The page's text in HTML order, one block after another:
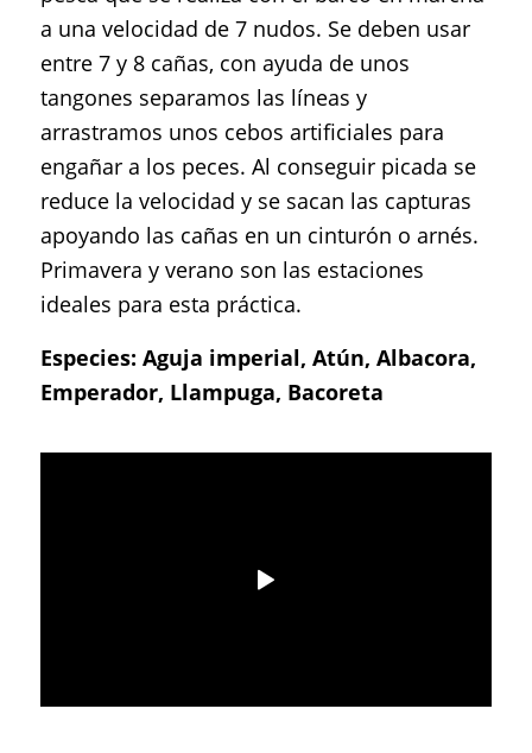
a una velocidad de 7 nudos. Se deben usar
entre 7 y 8 cañas, con ayuda de unos
tangones separamos las líneas y
arrastramos unos cebos artificiales para
engañar a los peces. Al conseguir picada se
reduce la velocidad y se sacan las capturas
apoyando las cañas en un cinturón o arnés.
Primavera y verano son las estaciones
ideales para esta práctica.
Especies: Aguja imperial, Atún, Albacora,
Emperador, Llampuga, Bacoreta